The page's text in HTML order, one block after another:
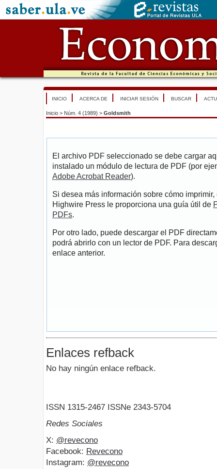
INICIO ACERCA DE INICIAR SESIÓN BUSCAR
Inicio > Núm. 4 (1989) > Goldsmith
El archivo PDF seleccionado se debe cargar
instalado un módulo de lectura de PDF (por
Adobe Acrobat Reader).
Si desea más información sobre cómo
Highwire Press le proporciona una guía útil de
PDFs.
Por otro lado, puede descargar el PDF
podrá abrirlo con un lector de PDF. Para
enlace anterior.
Enlaces refback
No hay ningún enlace refback.
ISSN 1315-2467 ISSNe 2343-5704
Redes Sociales
X: @revecono
Facebook: Revecono
Instagram: @revecono